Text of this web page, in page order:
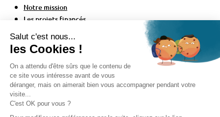
Notre mission
Les projets financés
Actualités
Politique de confidentialité
Mentions légales